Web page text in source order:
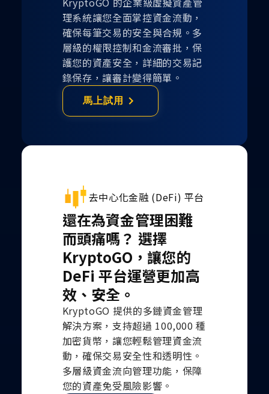
理系統讓您全面掌控資金流動，
確保每筆交易的安全與合規。多
層級的權限控制和金流審批，保
護您的資產安全，詳細的交易記
錄保存，讓審計變得簡單。
馬上試用
去中心化金融 (DeFi) 平台
還在為資金管理困難
而頭痛嗎？ 選擇
KryptoGO，讓您的
DeFi 平台運營更加高
效、安全。
KryptoGO 提供的多鏈資金管理
解決方案，支持超過 100,000 種
加密貨幣，讓您輕鬆管理資金流
動，確保交易安全性和透明性。
多層級資金流向管理功能，保障
您的資產免受風險影響。